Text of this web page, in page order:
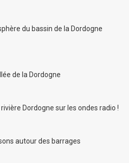
du bassin de la Dordogne
de la Dordogne
rivière Dordogne sur les ondes radio !
autour des barrages